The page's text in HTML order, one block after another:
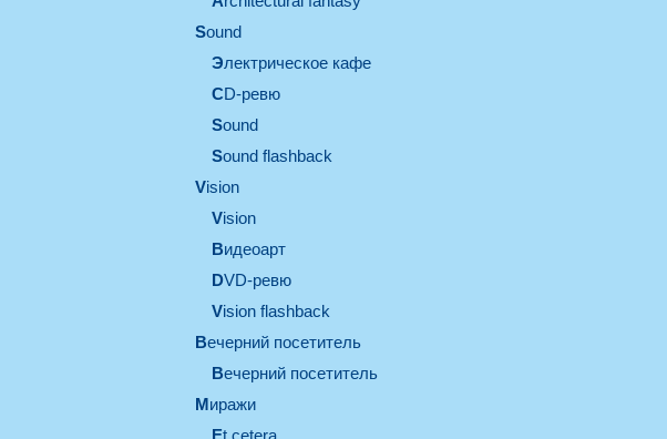
sound
электрическое кафе
CD-ревю
sound
Sound flashback
vision
vision
видеоарт
DVD-ревю
Vision flashback
вечерний посетитель
вечерний посетитель
миражи
et cetera